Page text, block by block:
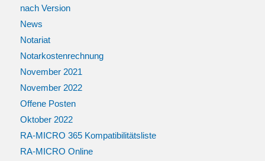
nach Version
News
Notariat
Notarkostenrechnung
November 2021
November 2022
Offene Posten
Oktober 2022
RA-MICRO 365 Kompatibilitätsliste
RA-MICRO Online